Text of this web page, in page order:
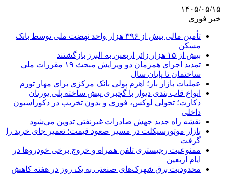
۱۴۰۵/۰۵/۱۵
خبر فوری
تأمین مالی بیش از ۳۹۶ هزار واحد نهضت ملی توسط بانک
مسکن
بیش از ۱۵ هزار زائر اربعین به البرز بازگشتند
تمدید اجرای همزمان دو ویرایش مبحث ۱۹ مقررات ملی
ساختمان تا پایان سال
عملیات بازار باز؛ اهرم پولی بانک مرکزی برای مهار تورم
انواع قاب بندی دیوار با گچبری پیش ساخته پلی یورتان
دکارت؛ تحولی لوکس، فوری و بدون تخریب در دکوراسیون
داخلی
نقشه راه جدید جهش صادرات غیرنفتی تدوین می‌شود
بازار موتورسیکلت در مسیر صعود قیمت؛ تعمیر جای خرید را
گرفت
ممنوعیت رجیستری تلفن همراه و خروج برخی خودروها در
ایام اربعین
محدودیت برق شهرک‌های صنعتی به یک روز در هفته کاهش